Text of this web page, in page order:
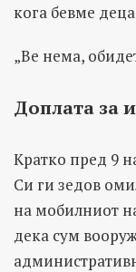
кога бевме
„Ве нема,
Доплата за
Кратко пред 9
Си ги зедов
на мобилниот
дека сум